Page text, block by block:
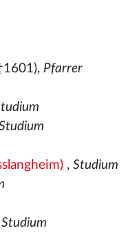
Pfarrer
, Studium
Studium